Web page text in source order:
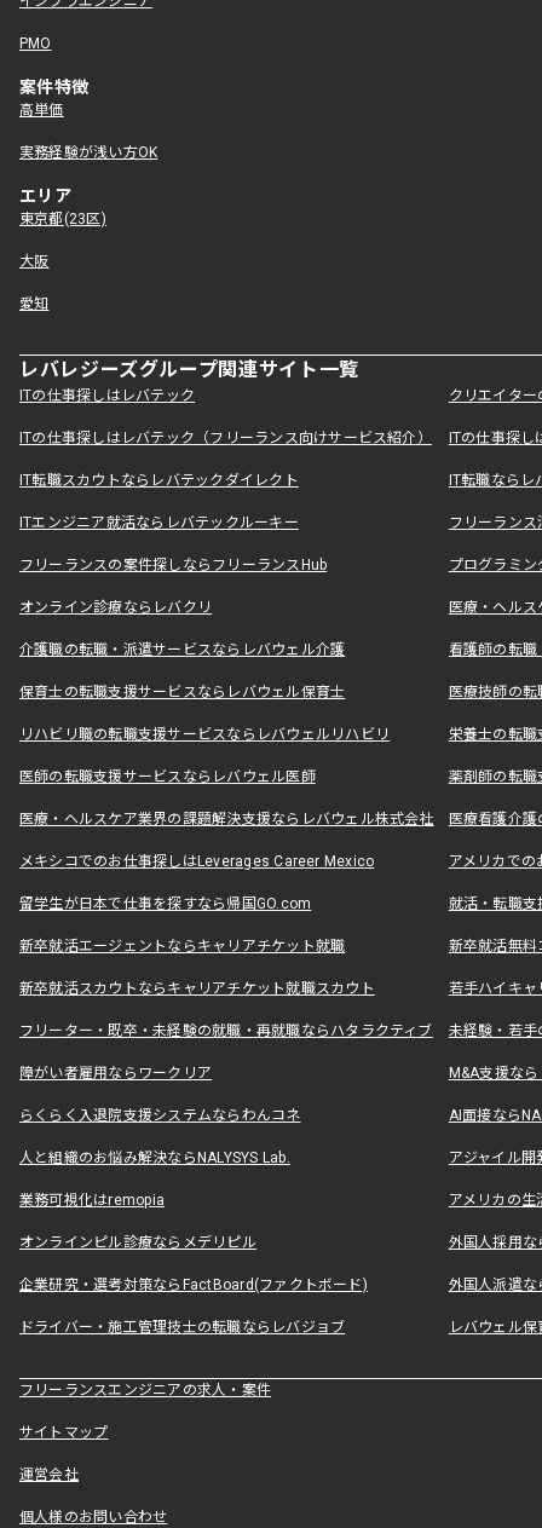
PMO
案件特徴
高単価
実務経験が浅い方OK
エリア
東京都(23区)
大阪
愛知
レバレジーズグループ関連サイト一覧
ITの仕事探しはレバテック クリエイタ
ITの仕事探しはレバテック（フリーランス向けサービス紹介） ITの仕事探
IT転職スカウトならレバテックダイレクト IT転職なら
ITエンジニア就活ならレバテックルーキー フリーラン
フリーランスの案件探しならフリーランスHub プログラミ
オンライン診療ならレバクリ 医療・ヘル
介護職の転職・派遣サービスならレバウェル介護 看護師の転
保育士の転職支援サービスならレバウェル保育士 医療技師の
リハビリ職の転職支援サービスならレバウェルリハビリ 栄養士の転
医師の転職支援サービスならレバウェル医師 薬剤師の転
医療・ヘルスケア業界の課題解決支援ならレバウェル株式会社 医療看護介
メキシコでのお仕事探しはLeverages Career Mexico アメリカで
留学生が日本で仕事を探すなら帰国GO.com 就活・転職
新卒就活エージェントならキャリアチケット就職 新卒就活無料
新卒就活スカウトならキャリアチケット就職スカウト 若手ハイキ
フリーター・既卒・未経験の就職・再就職ならハタラクティブ 未経験・若手
障がい者雇用ならワークリア M&A支援な
らくらく入退院支援システムならわんコネ AI面接なら
人と組織のお悩み解決ならNALYSYS Lab. アジャイル
業務可視化はremopia アメリカの
オンラインピル診療ならメデリピル 外国人採用
企業研究・選考対策ならFactBoard(ファクトボード) 外国人派遣な
ドライバー・施工管理技士の転職ならレバジョブ レバウェル
フリーランスエンジニアの求人・案件
サイトマップ
運営会社
個人様のお問い合わせ